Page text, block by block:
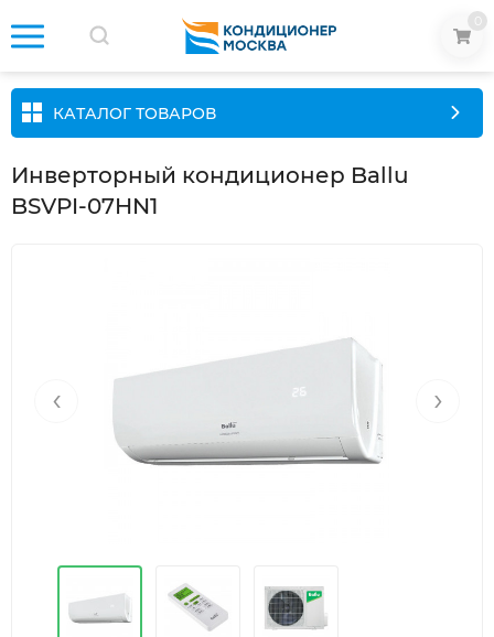
КАТАЛОГ ТОВАРОВ
Инверторный кондиционер Ballu
BSVPI-07HN1
‹ ›